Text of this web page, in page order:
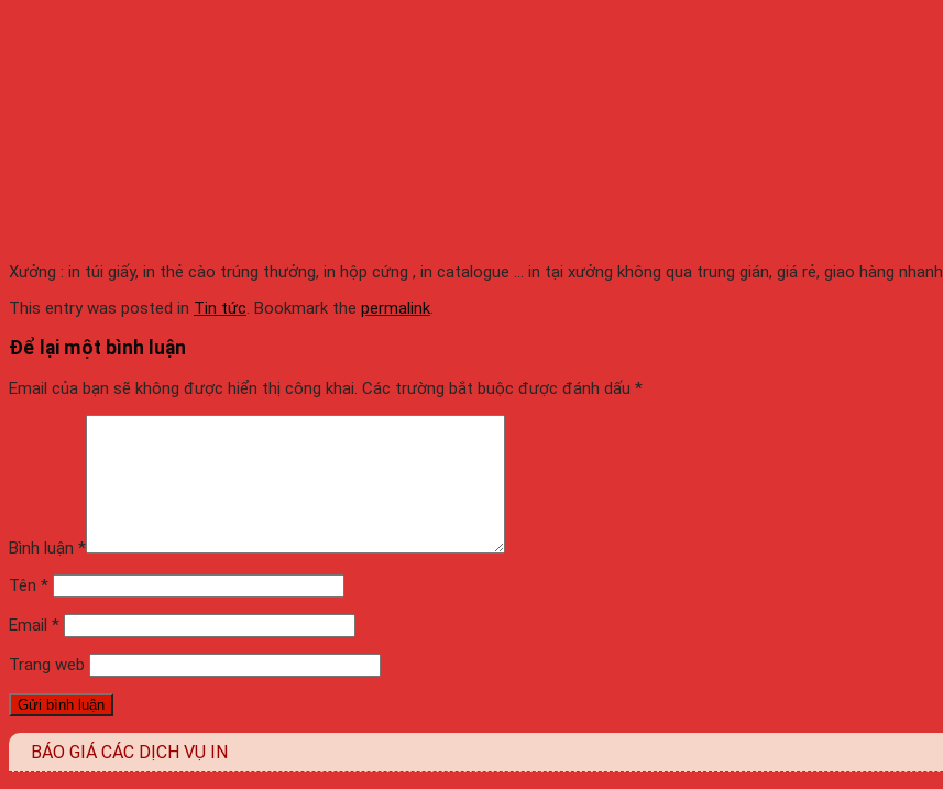
Xưởng : in túi giấy, in thẻ cào trúng thưởng, in hộp cứng , in catalogue ... in tại xưởng không qua trung gián, giá rẻ, giao hàng nhanh
This entry was posted in Tin tức. Bookmark the permalink.
Để lại một bình luận
Email của bạn sẽ không được hiển thị công khai. Các trường bắt buộc được đánh dấu *
Bình luận *
Tên *
Email *
Trang web
BÁO GIÁ CÁC DỊCH VỤ IN